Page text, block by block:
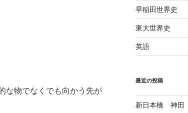
な物でなくでも向かう先が
早稲田世界史
東大世界史
英語
最近の投稿
新日本橋 神田